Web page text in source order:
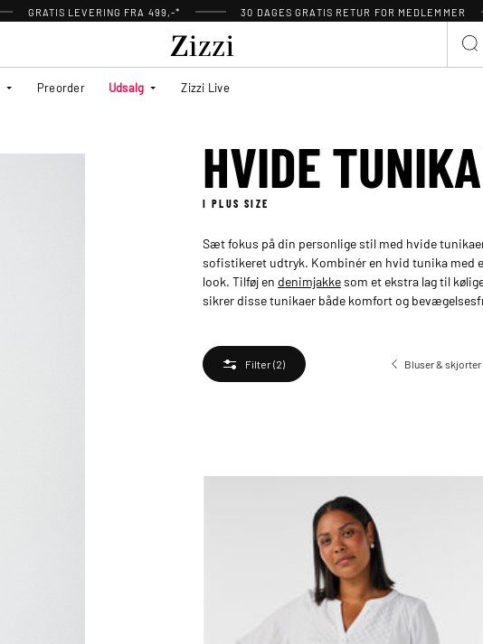
GRATIS LEVERING FRA 499,-* 30 DAGES GRATIS RETUR FOR MEDLEMMER
Preorder Udsalg Zizzi Live
HVIDE
I PLUS SIZE
Sæt fokus på din personlige stil med hvide
sofistikeret udtryk. Kombinér en hvid tunika med
look. Tilføj en denimjakkesom et ekstra lag til
sikrer disse tunikaer både komfort og
Filter(2) Bluser & skjorter